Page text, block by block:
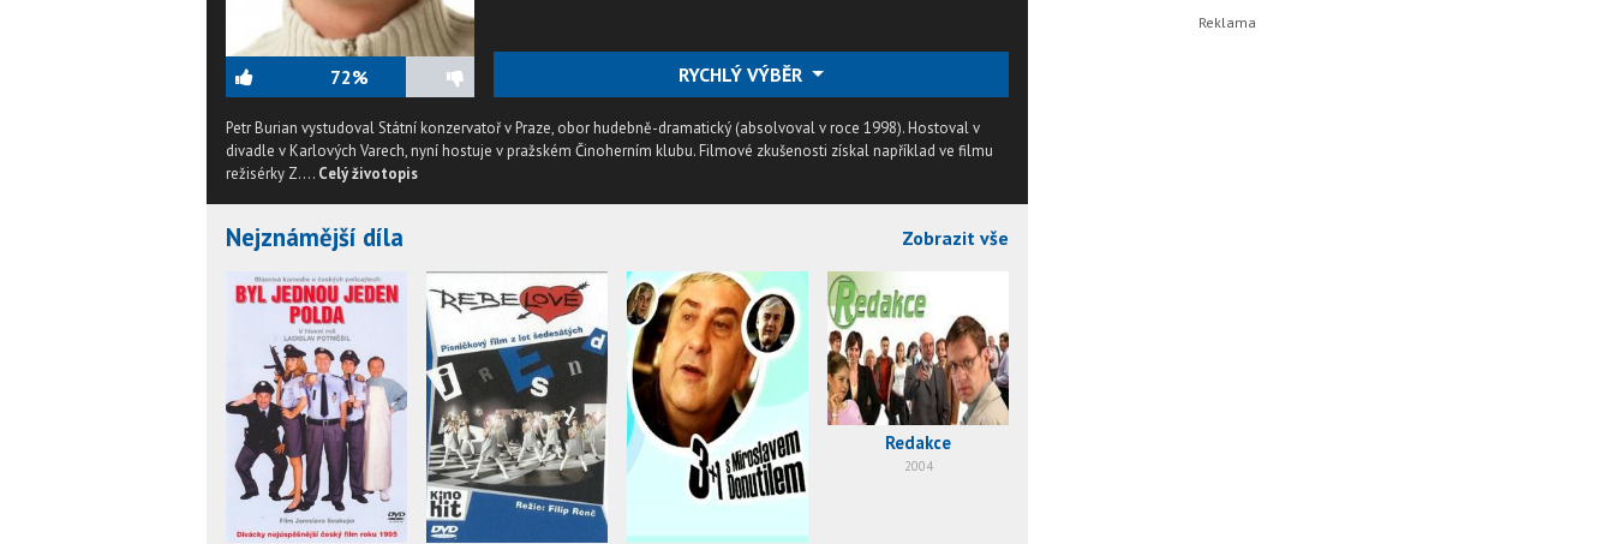
72% RYCHLÝ VÝBĚR
Petr Burian vystudoval Státní konzervatoř v Praze, obor hudebně-dramatický (absolvoval v roce 1998). Hostoval v
divadle v Karlových Varech, nyní hostuje v pražském Činoherním klubu. Filmové zkušenosti získal například ve filmu
režisérky Z.... Celý životopis
Nejznámější díla Zobrazit vše
Redakce
2004